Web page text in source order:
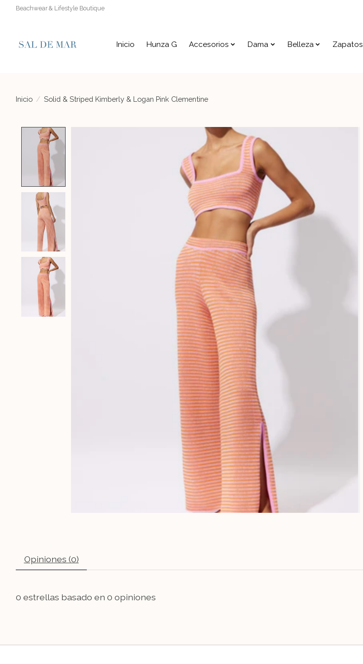
Beachwear & Lifestyle Boutique
Inicio Hunza G Accesorios Dama Belleza Zapatos
Inicio / Solid & Striped Kimberly & Logan Pink Clementine
Opiniones (0)
0 estrellas basado en 0 opiniones